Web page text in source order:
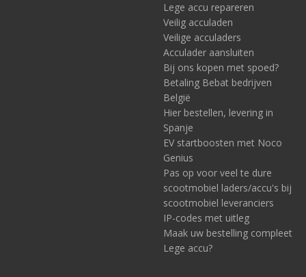
Lege accu repareren
Veilig acculaden
Veilige acculaders
Acculader aansluiten
Bij ons kopen met spoed?
Betaling Bebat bedrijven
België
Hier bestellen, levering in
Spanje
EV startboosten met Noco
Genius
Pas op voor veel te dure
scootmobiel laders/accu's bij
scootmobiel leveranciers
IP-codes met uitleg
Maak uw bestelling compleet
Lege accu?